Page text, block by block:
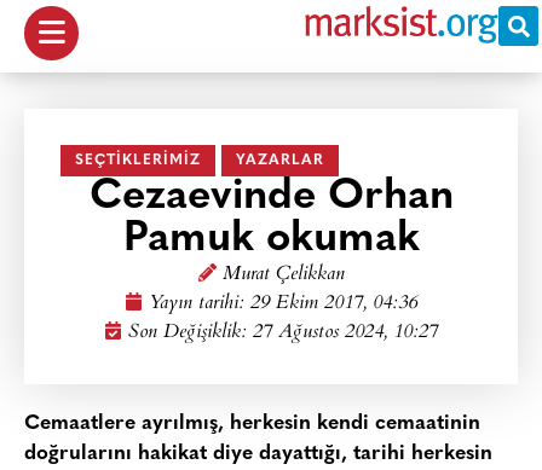
SEÇTIKLERIMIZ YAZARLAR
Cezaevinde Orhan
Pamuk okumak
Murat Çelikkan
Yayın tarihi: 29 Ekim 2017, 04:36
Son Değişiklik: 27 Ağustos 2024, 10:27
Cemaatlere ayrılmış, herkesin kendi cemaatinin
doğrularını hakikat diye dayattığı, tarihi herkesin